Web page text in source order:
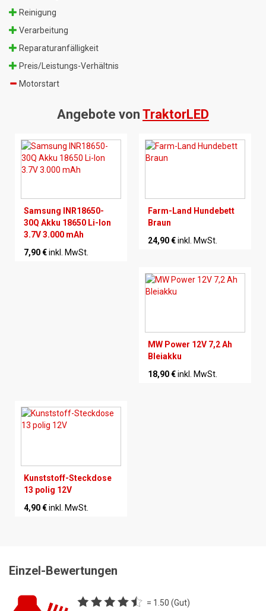
Reinigung
Verarbeitung
Reparaturanfälligkeit
Preis/Leistungs-Verhältnis
Motorstart
Angebote von TraktorLED
Samsung INR18650-
30Q Akku 18650 Li-Ion
3.7V 3.000 mAh
7,90 €inkl. MwSt.
Farm-Land Hundebett
Braun
24,90 €inkl. MwSt.
MW Power 12V 7,2 Ah
Bleiakku
18,90 €inkl. MwSt.
Kunststoff-Steckdose
13 polig 12V
4,90 €inkl. MwSt.
Einzel-Bewertungen
= 1.50 (Gut)